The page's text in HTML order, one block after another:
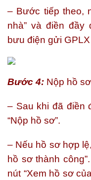
– Bước tiếp theo,
nhà” và điền đầy
bưu điện gửi
Bước 4: Nộp hồ sơ
– Sau khi đã điền
“Nộp hồ sơ”.
– Nếu hồ sơ hợp
hồ sơ thành
nút “Xem hồ sơ